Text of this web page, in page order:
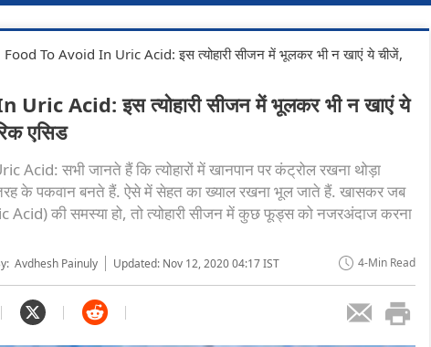
Food To Avoid In Uric Acid: इस त्योहारी सीजन में भूलकर भी न खाएं ये चीजें,
Acid: इस त्योहारी सीजन में भूलकर भी न खाएं ये
एसिड
सभी जानते हैं कि त्योहारों में खानपान पर कंट्रोल रखना थोड़ा
के पकवान बनते हैं. ऐसे में सेहत का ख्याल रखना भूल जाते हैं. खासकर जब
Acid) की समस्या हो, तो त्योहारी सीजन में कुछ फूड्स को नजरअंदाज करना
Avdhesh Painuly Updated: Nov 12, 2020 04:17 IST 4-Min Read